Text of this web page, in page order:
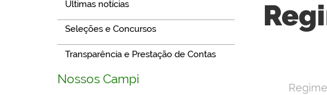
Últimas notícias
Seleções e Concursos
Transparência e Prestação de Contas
Nossos Campi